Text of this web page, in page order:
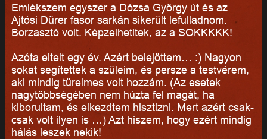
Emlékszem egyszer a Dózsa György út és az
Ajtósi Dürer fasor sarkán sikerült lefulladnom.
Borzasztó volt. Képzelhetitek, az a SOKKKKK!
Azóta eltelt egy év. Azért belejöttem… :) Nagyon
sokat segítettek a szüleim, és persze a testvérem,
aki mindig türelmes volt hozzám. (Az esetek
nagytöbbségében nem húzta fel magát, ha
kiborultam, és elkezdtem hisztizni. Mert azért csak-
csak volt ilyen is …) Azt hiszem, hogy ezért mindig
hálás leszek nekik!